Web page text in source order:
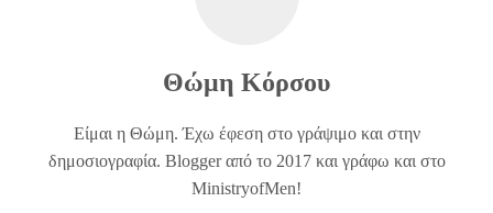
Θώμη Κόρσου
Είμαι η Θώμη. Έχω έφεση στο γράψιμο και στην
δημοσιογραφία. Blogger από το 2017 και γράφω και στο
MinistryofMen!